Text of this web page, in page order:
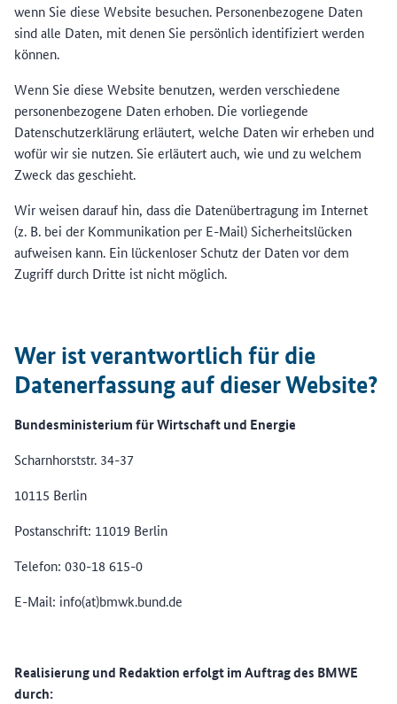
wenn Sie diese Website besuchen. Personenbezogene Daten
sind alle Daten, mit denen Sie persönlich identifiziert werden
können.
Wenn Sie diese Website benutzen, werden verschiedene
personenbezogene Daten erhoben. Die vorliegende
Datenschutzerklärung erläutert, welche Daten wir erheben und
wofür wir sie nutzen. Sie erläutert auch, wie und zu welchem
Zweck das geschieht.
Wir weisen darauf hin, dass die Datenübertragung im Internet
(z. B. bei der Kommunikation per E-Mail) Sicherheitslücken
aufweisen kann. Ein lückenloser Schutz der Daten vor dem
Zugriff durch Dritte ist nicht möglich.
Wer ist verantwortlich für die
Datenerfassung auf dieser Website?
Bundesministerium für Wirtschaft und Energie
Scharnhorststr. 34-37
10115 Berlin
Postanschrift: 11019 Berlin
Telefon: 030-18 615-0
E-Mail: info(at)bmwk.bund.de
Realisierung und Redaktion erfolgt im Auftrag des BMWE
durch: